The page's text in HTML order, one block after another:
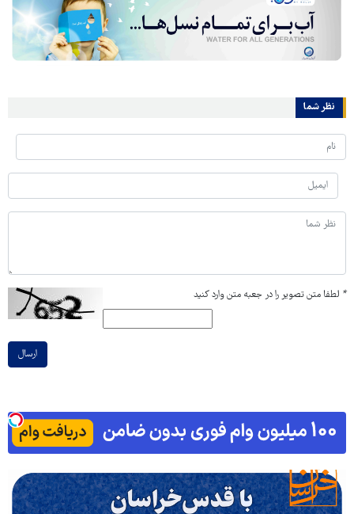
نظر شما
* لطفا متن تصویر را در جعبه متن وارد کنید
ارسال